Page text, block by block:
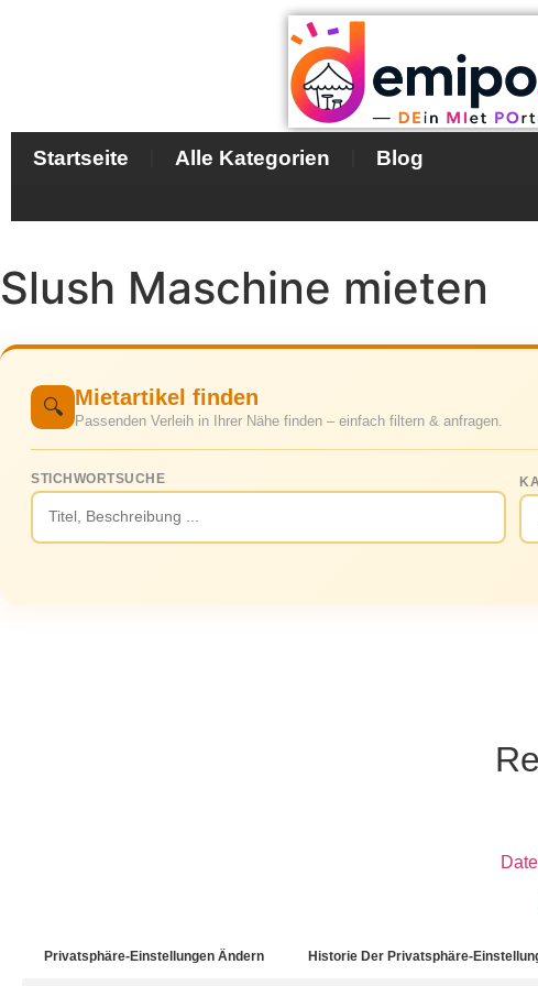
Startseite Alle Kategorien Blog
Slush Maschine mieten
🔍 Mietartikel finden
Passenden Verleih in Ihrer Nähe finden – einfach filtern & anfragen.
STICHWORTSUCHE
Privatsphäre-Einstellungen Ändern Historie Der Privatsphäre-